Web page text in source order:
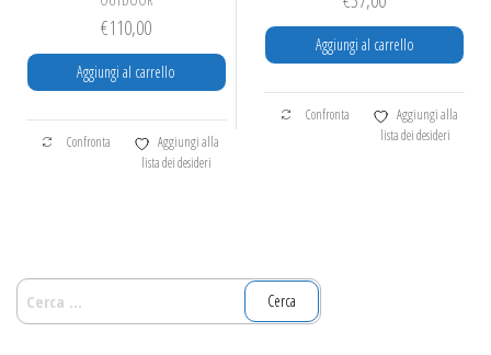
€110,00
Aggiungi al carrello
Confronta
Aggiungi alla
lista dei desideri
Aggiungi al carrello
Confronta
Aggiungi alla
lista dei desideri
RICERCA
PER: